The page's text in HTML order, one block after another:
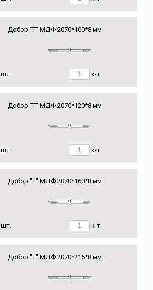
Добор "Т" МДФ 2070*100*8 мм
шт. к-т
Добор "Т" МДФ 2070*120*8 мм
шт. к-т
Добор "Т" МДФ 2070*160*8 мм
шт. к-т
Добор "Т" МДФ 2070*215*8 мм